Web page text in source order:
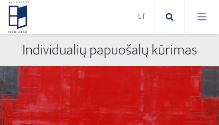
Nauji paveikslai
Abstraktūs paveikslai
Modernūs paveikslai
Naujos skulptūros
Lauko skulptūros
Individualių papuošalų kūrimas